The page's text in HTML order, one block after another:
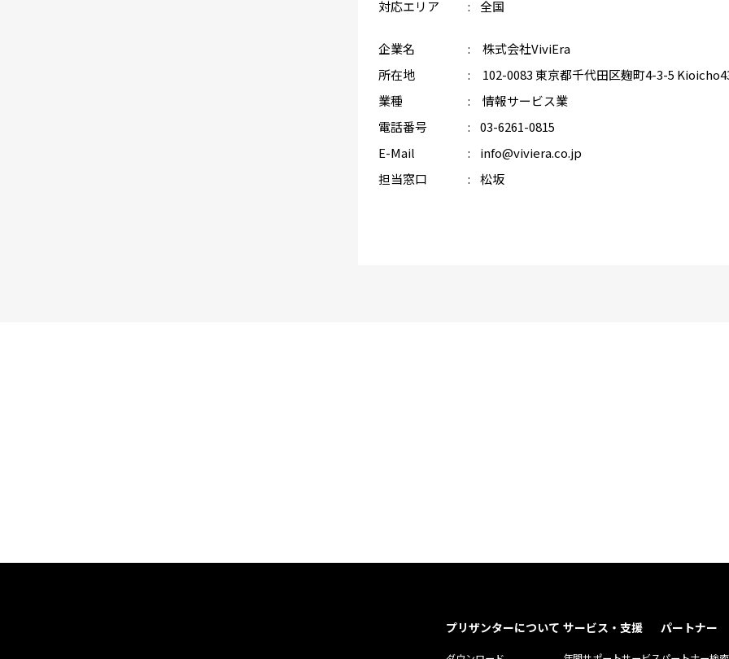
対応エリア
全国
企業名
株式会社ViviEra
所在地
102-0083 東京都千代田区麹町4-3-5
業種
情報サービス業
電話番号
03-6261-0815
E-Mail
info@viviera.co.jp
担当窓口
松坂
プリザンターについて サービス・支援 パートナー